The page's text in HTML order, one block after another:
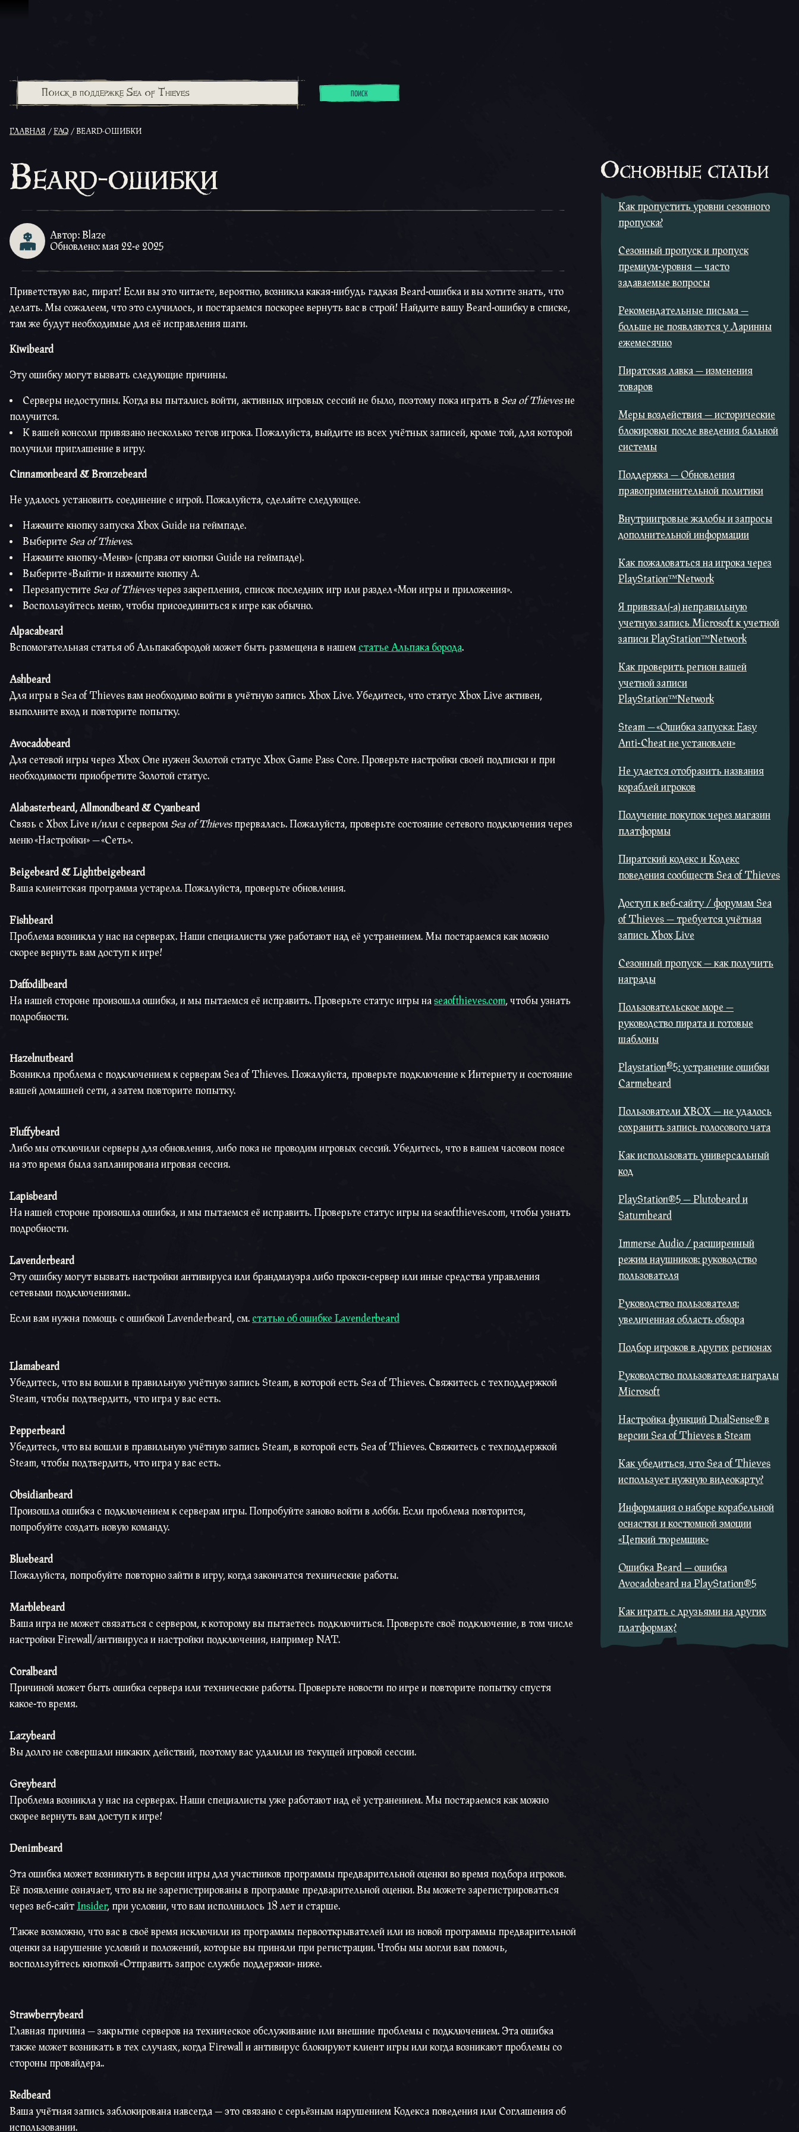
ПОИСК
ГЛАВНАЯ FAQ BEARD-ОШИБКИ
Beard-ошибки
Автор: Blaze
Обновлено: мая 22-е 2025
Приветствую вас, пират! Если вы это читаете, вероятно, возникла какая-нибудь гадкая Beard-ошибка и вы хотите знать, что
делать. Мы сожалеем, что это случилось, и постараемся поскорее вернуть вас в строй! Найдите вашу Beard-ошибку в списке,
там же будут необходимые для её исправления шаги.
Kiwibeard
Эту ошибку могут вызвать следующие причины.
Серверы недоступны. Когда вы пытались войти, активных игровых сессий не было, поэтому пока играть в Sea of Thievesне
получится.
К вашей консоли привязано несколько тегов игрока. Пожалуйста, выйдите из всех учётных записей, кроме той, для которой
получили приглашение в игру.
Cinnamonbeard & Bronzebeard
Не удалось установить соединение с игрой. Пожалуйста, сделайте следующее.
Нажмите кнопку запуска Xbox Guide на геймпаде.
Выберите Sea of Thieves.
Нажмите кнопку «Меню» (справа от кнопки Guide на геймпаде).
Выберите «Выйти» и нажмите кнопку A.
Перезапустите Sea of Thievesчерез закрепления, список последних игр или раздел «Мои игры и приложения».
Воспользуйтесь меню, чтобы присоединиться к игре как обычно.
Alpacabeard
Вспомогательная статья об Альпакабородой может быть размещена в нашем статье Альпака борода.
Ashbeard
Для игры в Sea of Thieves вам необходимо войти в учётную запись Xbox Live. Убедитесь, что статус Xbox Live активен,
выполните вход и повторите попытку.
Avocadobeard
Для сетевой игры через Xbox One нужен Золотой статус Xbox Game Pass Core. Проверьте настройки своей подписки и при
необходимости приобретите Золотой статус.
Alabasterbeard, Allmondbeard & Cyanbeard
Связь с Xbox Live и/или с сервером Sea of Thievesпрервалась. Пожалуйста, проверьте состояние сетевого подключения через
меню «Настройки» — «Сеть».
Beigebeard & Lightbeigebeard
Ваша клиентская программа устарела. Пожалуйста, проверьте обновления.
Fishbeard
Проблема возникла у нас на серверах. Наши специалисты уже работают над её устранением. Мы постараемся как можно
скорее вернуть вам доступ к игре!
Daffodilbeard
На нашей стороне произошла ошибка, и мы пытаемся её исправить. Проверьте статус игры на seaofthieves.com, чтобы узнать
подробности.
Hazelnutbeard
Возникла проблема с подключением к серверам Sea of Thieves. Пожалуйста, проверьте подключение к Интернету и состояние
вашей домашней сети, а затем повторите попытку.
Fluffybeard
Либо мы отключили серверы для обновления, либо пока не проводим игровых сессий. Убедитесь, что в вашем часовом поясе
на это время была запланирована игровая сессия.
Lapisbeard
На нашей стороне произошла ошибка, и мы пытаемся её исправить. Проверьте статус игры на seaofthieves.com, чтобы узнать
подробности.
Lavenderbeard
Эту ошибку могут вызвать настройки антивируса или брандмауэра либо прокси-сервер или иные средства управления
сетевыми подключениями..
Если вам нужна помощь с ошибкой Lavenderbeard, см. статью об ошибке Lavenderbeard
Llamabeard
Убедитесь, что вы вошли в правильную учётную запись Steam, в которой есть Sea of Thieves. Свяжитесь с техподдержкой
Steam, чтобы подтвердить, что игра у вас есть.
Pepperbeard
Убедитесь, что вы вошли в правильную учётную запись Steam, в которой есть Sea of Thieves. Свяжитесь с техподдержкой
Steam, чтобы подтвердить, что игра у вас есть.
Obsidianbeard
Произошла ошибка с подключением к серверам игры. Попробуйте заново войти в лобби. Если проблема повторится,
попробуйте создать новую команду.
Bluebeard
Пожалуйста, попробуйте повторно зайти в игру, когда закончатся технические работы.
Marblebeard
Ваша игра не может связаться с сервером, к которому вы пытаетесь подключиться. Проверьте своё подключение, в том числе
настройки Firewall/антивируса и настройки подключения, например NAT.
Coralbeard
Причиной может быть ошибка сервера или технические работы. Проверьте новости по игре и повторите попытку спустя
какое-то время.
Lazybeard
Вы долго не совершали никаких действий, поэтому вас удалили из текущей игровой сессии.
Greybeard
Проблема возникла у нас на серверах. Наши специалисты уже работают над её устранением. Мы постараемся как можно
скорее вернуть вам доступ к игре!
Denimbeard
Эта ошибка может возникнуть в версии игры для участников программы предварительной оценки во время подбора игроков.
Её появление означает, что вы не зарегистрированы в программе предварительной оценки. Вы можете зарегистрироваться
через веб-сайт Insider, при условии, что вам исполнилось 18 лет и старше.
Также возможно, что вас в своё время исключили из программы первооткрывателей или из новой программы предварительной
оценки за нарушение условий и положений, которые вы приняли при регистрации. Чтобы мы могли вам помочь,
воспользуйтесь кнопкой «Отправить запрос службе поддержки» ниже.
Strawberrybeard
Главная причина — закрытие серверов на техническое обслуживание или внешние проблемы с подключением. Эта ошибка
также может возникать в тех случаях, когда Firewall и антивирус блокируют клиент игры или когда возникают проблемы со
стороны провайдера..
Redbeard
Ваша учётная запись заблокирована навсегда — это связано с серьёзным нарушением Кодекса поведения или Соглашения об
использовании.
Основные статьи
Как пропустить уровни сезонного
пропуска?
Сезонный пропуск и пропуск
премиум-уровня — часто
задаваемые вопросы
Рекомендательные письма —
больше не появляются у Ларинны
ежемесячно
Пиратская лавка — изменения
товаров
Меры воздействия — исторические
блокировки после введения бальной
системы
Поддержка — Обновления
правоприменительной политики
Внутриигровые жалобы и запросы
дополнительной информации
Как пожаловаться на игрока через
PlayStation™Network
Я привязал(-а) неправильную
учетную запись Microsoft к учетной
записи PlayStation™Network
Как проверить регион вашей
учетной записи
PlayStation™Network
Steam — «Ошибка запуска: Easy
Anti-Cheat не установлен»
Не удается отобразить названия
кораблей игроков
Получение покупок через магазин
платформы
Пиратский кодекс и Кодекс
поведения сообществ Sea of Thieves
Доступ к веб-сайту / форумам Sea
of Thieves — требуется учётная
запись Xbox Live
Сезонный пропуск — как получить
награды
Пользовательское море —
руководство пирата и готовые
шаблоны
Playstation®5: устранение ошибки
Carmebeard
Пользователи XBOX — не удалось
сохранить запись голосового чата
Как использовать универсальный
код
PlayStation®5 — Plutobeard и
Saturnbeard
Immerse Audio / расширенный
режим наушников: руководство
пользователя
Руководство пользователя:
увеличенная область обзора
Подбор игроков в других регионах
Руководство пользователя: награды
Microsoft
Настройка функций DualSense® в
версии Sea of Thieves в Steam
Как убедиться, что Sea of Thieves
использует нужную видеокарту?
Информация о наборе корабельной
оснастки и костюмной эмоции
«Цепкий тюремщик»
Ошибка Beard — ошибка
Avocadobeard на PlayStation®5
Как играть с друзьями на других
платформах?